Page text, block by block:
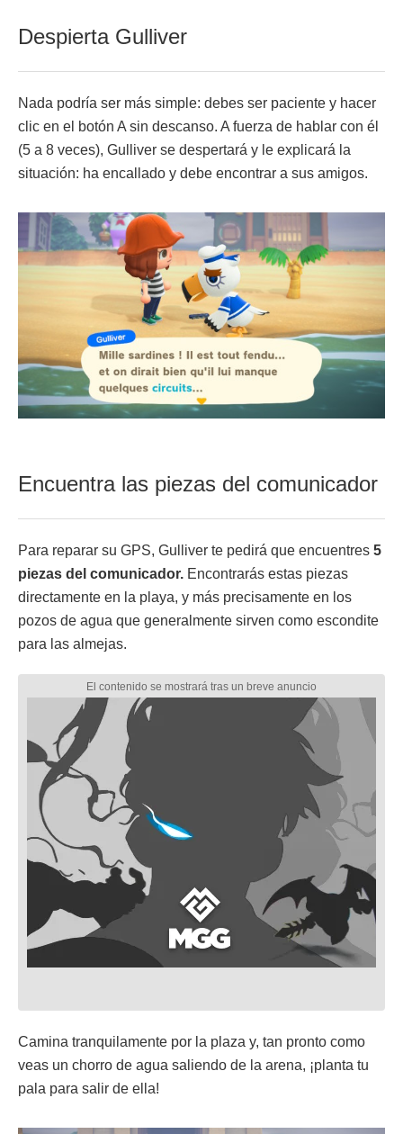
Despierta Gulliver
Nada podría ser más simple: debes ser paciente y hacer
clic en el botón A sin descanso. A fuerza de hablar con él
(5 a 8 veces), Gulliver se despertará y le explicará la
situación: ha encallado y debe encontrar a sus amigos.
Encuentra las piezas del comunicador
Para reparar su GPS, Gulliver te pedirá que encuentres 5
piezas del comunicador. Encontrarás estas piezas
directamente en la playa, y más precisamente en los
pozos de agua que generalmente sirven como escondite
para las almejas.
Camina tranquilamente por la plaza y, tan pronto como
veas un chorro de agua saliendo de la arena, ¡planta tu
pala para salir de ella!